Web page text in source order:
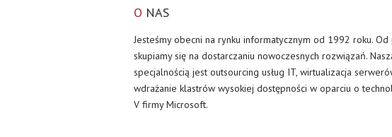
O NAS
Jesteśmy obecni na rynku informatycznym od 1992 roku. Od
skupiamy się na dostarczaniu nowoczesnych rozwiązań.
specjalnością jest outsourcing usług IT, wirtualizacja
wdrażanie klastrów wysokiej dostępności w oparciu o
V firmy Microsoft.